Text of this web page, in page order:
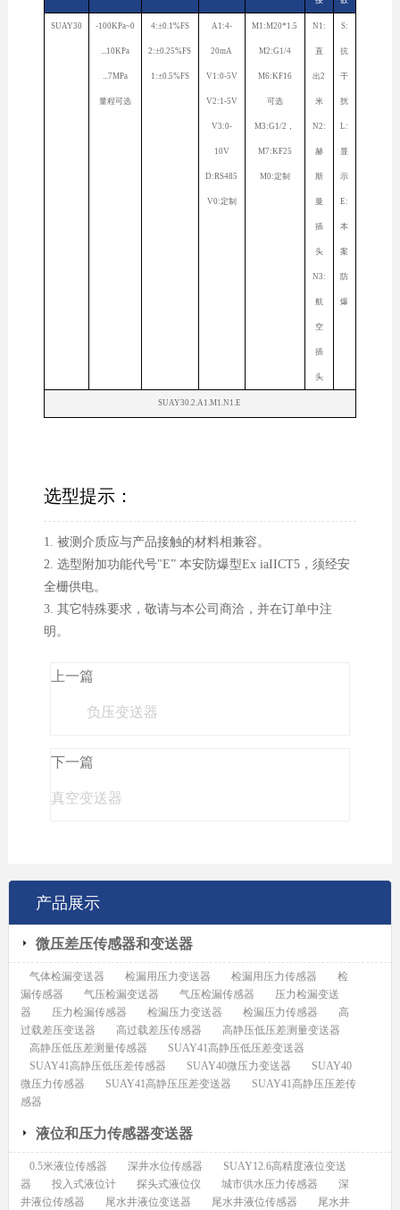
SUAY30 -100KPa~0
...10KPa
...7MPa
量程可选
4:±0.1%FS
2:±0.25%FS
1:±0.5%FS
A1:4-
20mA
V1:0-5V
V2:1-5V
V3:0-
10V
D:RS485
V0:定制
M1:M20*1.5
M2:G1/4
M6:KF16
可选
M3:G1/2，
M7:KF25
M0:定制
N1:
直
出2
米
N2:
赫
斯
曼
插
头
N3:
航
空
插
头
S:
抗
干
扰
L:
显
示
E:
本
案
防
爆
SUAY30.2.A1.M1.N1.E
选型提示：
1. 被测介质应与产品接触的材料相兼容。
2. 选型附加功能代号"E” 本安防爆型Ex iaIICT5，须经安
全栅供电。
3. 其它特殊要求，敬请与本公司商洽，并在订单中注
明。
上一篇
负压变送器
下一篇
真空变送器
产品展示
微压差压传感器和变送器
气体检漏变送器 检漏用压力变送器 检漏用压力传感器
检
漏传感器
气压检漏变送器 气压检漏传感器
压力检漏变送
器
压力检漏传感器 检漏压力变送器 检漏压力传感器
高
过载差压变送器
高过载差压传感器
高静压低压差测量变送器
高静压低压差测量传感器
SUAY41高静压低压差变送器
SUAY41高静压低压差传感器
SUAY40微压力变送器
SUAY40
微压力传感器
SUAY41高静压压差变送器
SUAY41高静压压差传
感器
液位和压力传感器变送器
0.5米液位传感器 深井水位传感器
SUAY12.6高精度液位变送
器
投入式液位计 探头式液位仪 城市供水压力传感器
深
井液位传感器
尾水井液位变送器 尾水井液位传感器
尾水井